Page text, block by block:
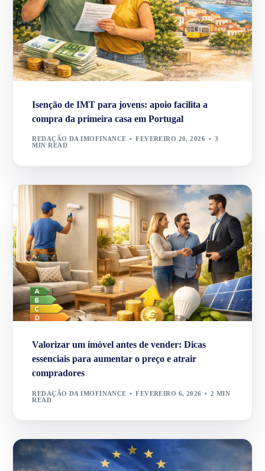
Isenção de IMT para jovens: apoio facilita a
compra da primeira casa em Portugal
REDAÇÃO DA IMOFINANCE FEVEREIRO 20, 2026
3
MIN READ
Valorizar um imóvel antes de vender: Dicas
essenciais para aumentar o preço e atrair
compradores
REDAÇÃO DA IMOFINANCE FEVEREIRO 6, 2026
2 MIN
READ